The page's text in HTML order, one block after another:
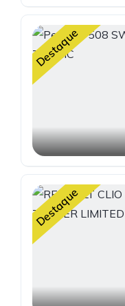
Destaque
Destaque